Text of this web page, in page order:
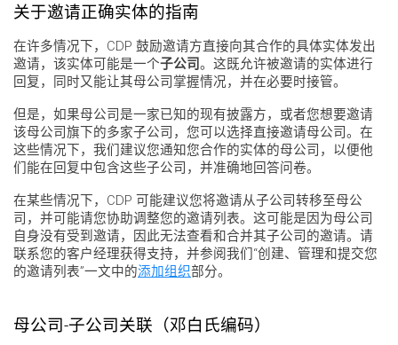
关于邀请正确实体的指南
在许多情况下，CDP 鼓励邀请方直接向其合作的具体实体发出
邀请，该实体可能是一个子公司。这既允许被邀请的实体进行
回复，同时又能让其母公司掌握情况，并在必要时接管。
但是，如果母公司是一家已知的现有披露方，或者您想要邀请
该母公司旗下的多家子公司，您可以选择直接邀请母公司。在
这些情况下，我们建议您通知您合作的实体的母公司，以便他
们能在回复中包含这些子公司，并准确地回答问卷。
在某些情况下，CDP 可能建议您将邀请从子公司转移至母公
司，并可能请您协助调整您的邀请列表。这可能是因为母公司
自身没有受到邀请，因此无法查看和合并其子公司的邀请。请
联系您的客户经理获得支持，并参阅我们“创建、管理和提交您
的邀请列表”一文中的添加组织部分。
母公司-子公司关联（邓白氏编码）